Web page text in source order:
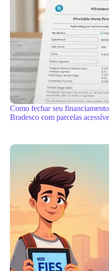
Como fechar seu
Bradesco com parcelas